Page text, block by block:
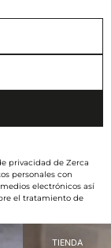
privacidad de Zerca
personales con
electrónicos así
el tratamiento de
TIENDA